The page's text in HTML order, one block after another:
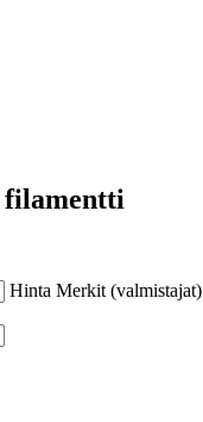
Hinta Merkit (valmistajat)